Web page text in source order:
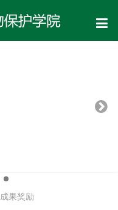
成果奖励